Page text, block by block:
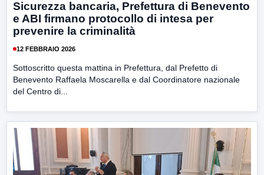
Sicurezza bancaria, Prefettura di Benevento
e ABI firmano protocollo di intesa per
prevenire la criminalità
12 FEBBRAIO 2026
Sottoscritto questa mattina in Prefettura, dal Prefetto di
Benevento Raffaela Moscarella e dal Coordinatore nazionale
del Centro di...